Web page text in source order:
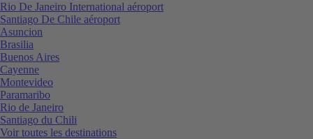
Rio De Janeiro International aéroport
Santiago De Chile aéroport
Asuncion
Brasilia
Buenos Aires
Cayenne
Montevideo
Paramaribo
Rio de Janeiro
Santiago du Chili
Voir toutes les destinations